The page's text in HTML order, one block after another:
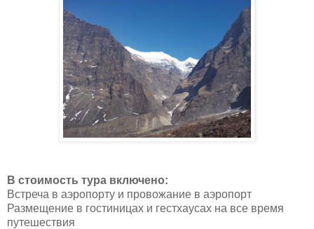
В стоимость тура включено:
Встреча в аэропорту и провожание в аэропорт
Размещение в гостиницах и гестхаусах на все время
путешествия